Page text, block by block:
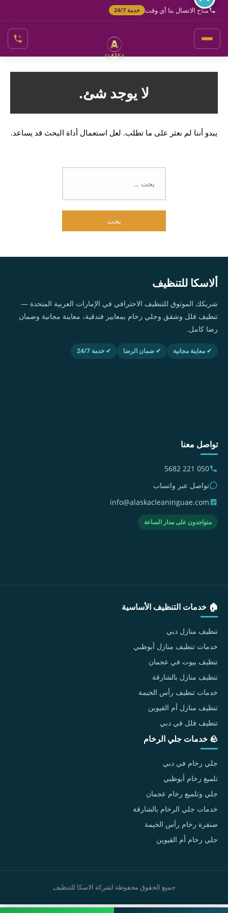
تخطي
المحتوى
متاح الاتصال بنا أي وقت خدمة 24/7
لا يوجد شئ.
يبدو أننا لم نعثر على ما تطلب. لعل استعمال أداة البحث قد يساعد.
ألاسكا للتنظيف
شريكك الموثوق للتنظيف الاحترافي في الإمارات العربية المتحدة —
تنظيف فلل وشقق وجلي رخام بمعايير فندقية، معاينة مجانية وضمان
رضا كامل.
✔ معاينة مجانية ✔ ضمان الرضا ✔ خدمة 24/7
تواصل معنا
050 221 5682
تواصل عبر واتساب
info@alaskacleaninguae.com
متواجدون على مدار الساعة
🏠 خدمات التنظيف الأساسية
تنظيف منازل دبي
خدمات تنظيف منازل أبوظبي
تنظيف بيوت في عجمان
تنظيف منازل بالشارقة
خدمات تنظيف رأس الخيمة
تنظيف منازل أم القيوين
تنظيف فلل في دبي
🪨 خدمات جلي الرخام
جلي رخام في دبي
تلميع رخام أبوظبي
جلي وتلميع رخام عجمان
خدمات جلي الرخام بالشارقة
صنفرة رخام رأس الخيمة
جلي رخام أم القيوين
جميع الحقوق محفوظة لشركة الاسكا للتنظيف